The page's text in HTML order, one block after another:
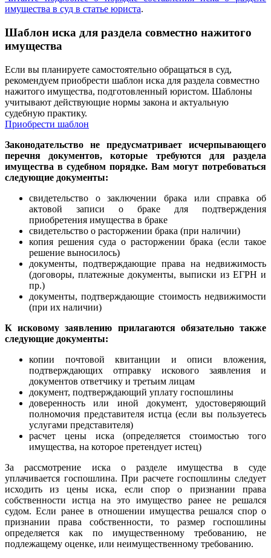
имущества в суд в статье юриста.
Шаблон иска для раздела совместно нажитого
имущества
Если вы планируете самостоятельно обращаться в суд,
рекомендуем приобрести шаблон иска для раздела совместно
нажитого имущества, подготовленный юристом. Шаблоны
учитывают действующие нормы закона и актуальную
судебную практику.
Приобрести шаблон
Законодательство не предусматривает исчерпывающего
перечня документов, которые требуются для раздела
имущества в судебном порядке. Вам могут потребоваться
следующие документы:
свидетельство о заключении брака или справка об
актовой записи о браке для подтверждения
приобретения имущества в браке
свидетельство о расторжении брака (при наличии)
копия решения суда о расторжении брака (если такое
решение выносилось)
документы, подтверждающие права на недвижимость
(договоры, платежные документы, выписки из ЕГРН и
пр.)
документы, подтверждающие стоимость недвижимости
(при их наличии)
К исковому заявлению прилагаются обязательно также
следующие документы:
копии почтовой квитанции и описи вложения,
подтверждающих отправку искового заявления и
документов ответчику и третьим лицам
документ, подтверждающий уплату госпошлины
доверенность или иной документ, удостоверяющий
полномочия представителя истца (если вы пользуетесь
услугами представителя)
расчет цены иска (определяется стоимостью того
имущества, на которое претендует истец)
За рассмотрение иска о разделе имущества в суде
уплачивается госпошлина. При расчете госпошлины следует
исходить из цены иска, если спор о признании права
собственности истца на это имущество ранее не решался
судом. Если ранее в отношении имущества решался спор о
признании права собственности, то размер госпошлины
определяется как по имущественному требованию, не
подлежащему оценке, или неимущественному требованию.